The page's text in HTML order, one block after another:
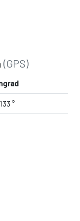
(GPS)
°